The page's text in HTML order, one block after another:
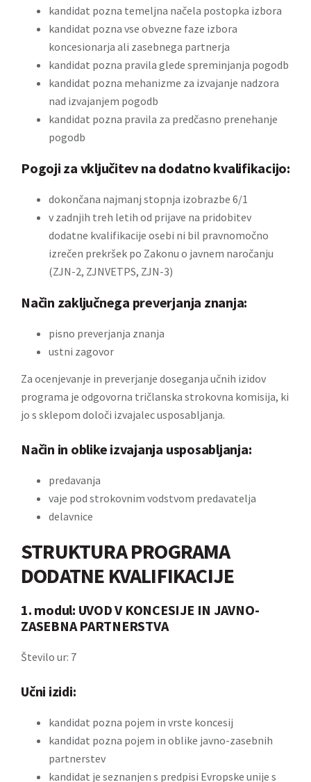
kandidat pozna temeljna načela postopka izbora
kandidat pozna vse obvezne faze izbora
koncesionarja ali zasebnega partnerja
kandidat pozna pravila glede spreminjanja pogodb
kandidat pozna mehanizme za izvajanje nadzora
nad izvajanjem pogodb
kandidat pozna pravila za predčasno prenehanje
pogodb
Pogoji za vključitev na dodatno kvalifikacijo:
dokončana najmanj stopnja izobrazbe 6/1
v zadnjih treh letih od prijave na pridobitev
dodatne kvalifikacije osebi ni bil pravnomočno
izrečen prekršek po Zakonu o javnem naročanju
(ZJN-2, ZJNVETPS, ZJN-3)
Način zaključnega preverjanja znanja:
pisno preverjanja znanja
ustni zagovor
Za ocenjevanje in preverjanje doseganja učnih izidov
programa je odgovorna tričlanska strokovna komisija, ki
jo s sklepom določi izvajalec usposabljanja.
Način in oblike izvajanja usposabljanja:
predavanja
vaje pod strokovnim vodstvom predavatelja
delavnice
STRUKTURA PROGRAMA
DODATNE KVALIFIKACIJE
1. modul: UVOD V KONCESIJE IN JAVNO-
ZASEBNA PARTNERSTVA
Število ur: 7
Učni izidi:
kandidat pozna pojem in vrste koncesij
kandidat pozna pojem in oblike javno-zasebnih
partnerstev
kandidat je seznanjen s predpisi Evropske unije s